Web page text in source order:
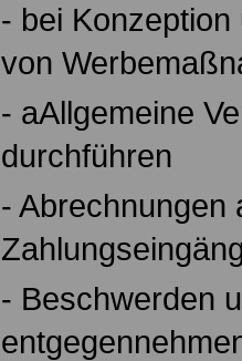
- bei
von
- aAllgemeine
durchführen
- Abrechnungen
- Beschwerden